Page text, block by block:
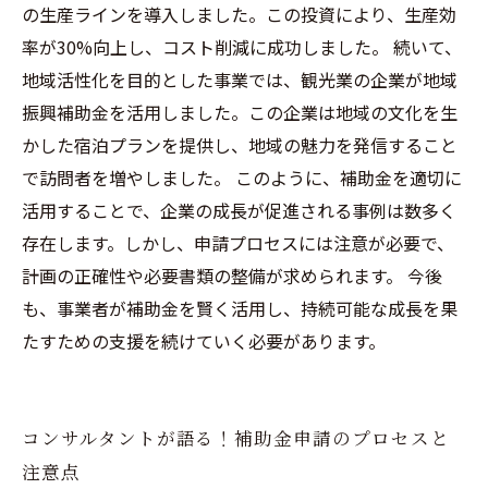
の生産ラインを導入しました。この投資により、生産効
率が30%向上し、コスト削減に成功しました。 続いて、
地域活性化を目的とした事業では、観光業の企業が地域
振興補助金を活用しました。この企業は地域の文化を生
かした宿泊プランを提供し、地域の魅力を発信すること
で訪問者を増やしました。 このように、補助金を適切に
活用することで、企業の成長が促進される事例は数多く
存在します。しかし、申請プロセスには注意が必要で、
計画の正確性や必要書類の整備が求められます。 今後
も、事業者が補助金を賢く活用し、持続可能な成長を果
たすための支援を続けていく必要があります。
コンサルタントが語る！補助金申請のプロセスと
注意点